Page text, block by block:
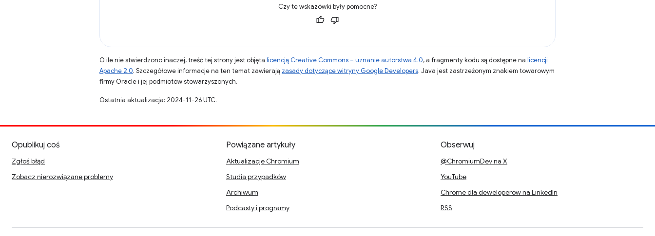
Czy te wskazówki były pomocne?
O ile nie stwierdzono inaczej, treść tej strony jest objęta licencją Creative Commons – uznanie autorstwa 4.0, a fragmenty kodu są dostępne na licencji
Apache 2.0. Szczegółowe informacje na ten temat zawierają zasady dotyczące witryny Google Developers. Java jest zastrzeżonym znakiem towarowym
firmy Oracle i jej podmiotów stowarzyszonych.
Ostatnia aktualizacja: 2024-11-26 UTC.
Opublikuj coś
Zgłoś błąd
Zobacz nierozwiązane problemy
Powiązane artykuły
Aktualizacje Chromium
Studia przypadków
Archiwum
Podcasty i programy
Obserwuj
@ChromiumDev na X
YouTube
Chrome dla deweloperów na LinkedIn
RSS